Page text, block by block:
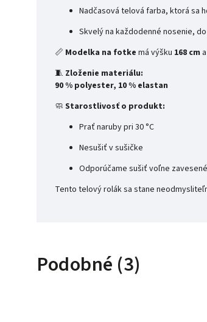
Nadčasová telová farba, ktorá sa
Skvelý na každodenné nosenie,
📏 Modelka na fotke má výšku 168 cm
🧵 Zloženie materiálu:
90 % polyester, 10 % elastan
🧼 Starostlivosť o produkt:
Prať naruby pri 30 °C
Nesušiť v sušičke
Odporúčame sušiť voľne zavesené
Tento telový rolák sa stane
Podobné (3)